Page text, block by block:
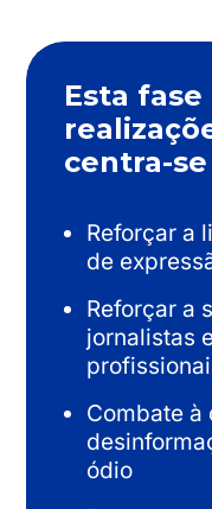
Esta
centra-
Reforçar a
de
Reforçar a
jornalistas
Combate à
ódio